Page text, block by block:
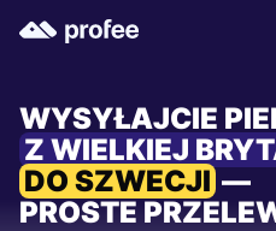
WYSYŁAJCIE
Z WIELKIEJ
DO SZWECJI —
PROSTE